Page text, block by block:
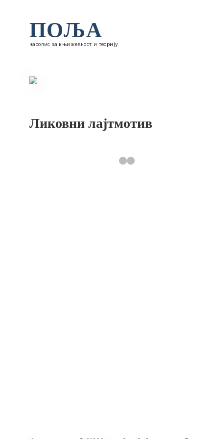
ПОЉА
часопис за књижевност и теорију
Ликовни лајтмотив